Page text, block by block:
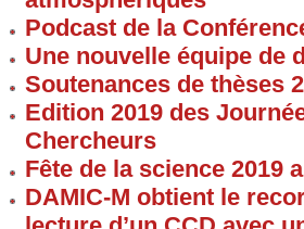
Podcast de la
Une nouvelle équipe de
Soutenances de thèses
Edition 2019 des
Chercheurs
Fête de la science 2019
DAMIC-M obtient le